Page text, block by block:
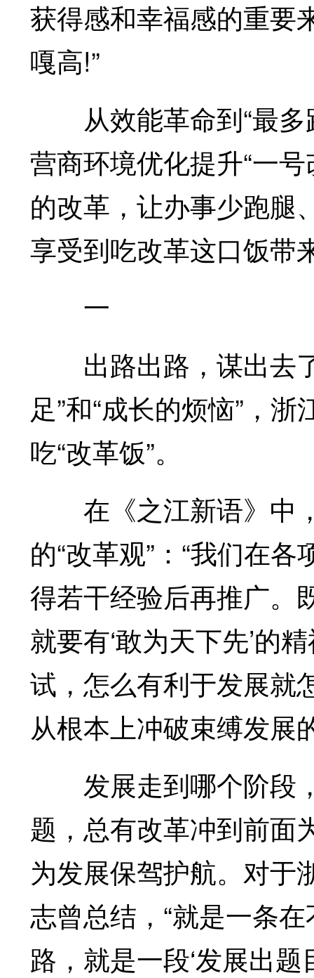
获得感和幸福感的重要
嘎高!”
从效能革命到“最多
营商环境优化提升“一
的改革，让办事少跑腿
享受到吃改革这口饭带
一
出路出路，谋出去了
足”和“成长的烦恼”，
吃“改革饭”。
在《之江新语》中
的“改革观”：“我们在
得若干经验后再推广。
就要有‘敢为天下先’的
试，怎么有利于发展就
从根本上冲破束缚发展
发展走到哪个阶段
题，总有改革冲到前面
为发展保驾护航。对于
志曾总结，“就是一条
路，就是一段‘发展出